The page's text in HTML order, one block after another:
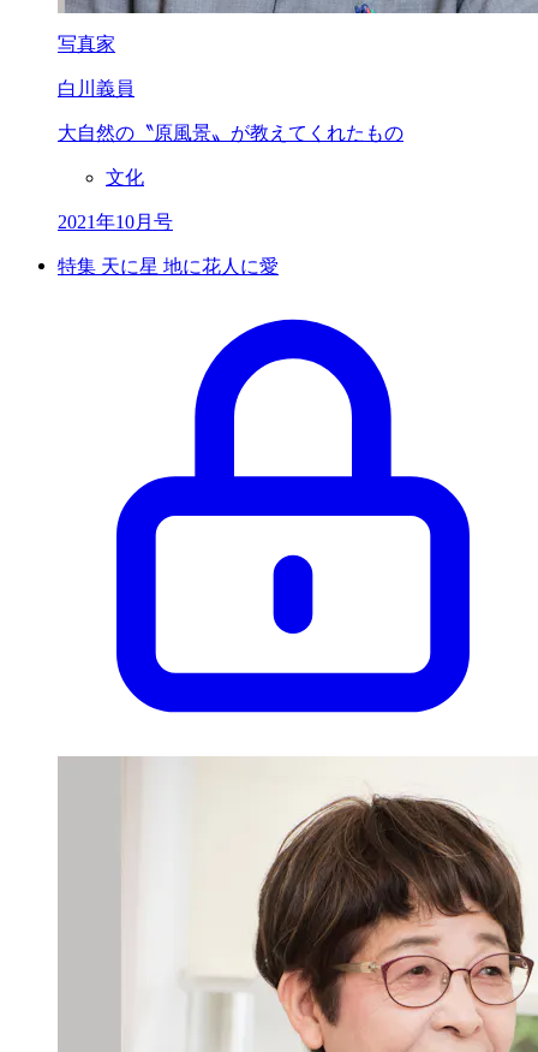
写真家
白川義員
大自然の〝原風景〟が教えてくれたもの
文化
2021年10月号
特集 天に星 地に花人に愛